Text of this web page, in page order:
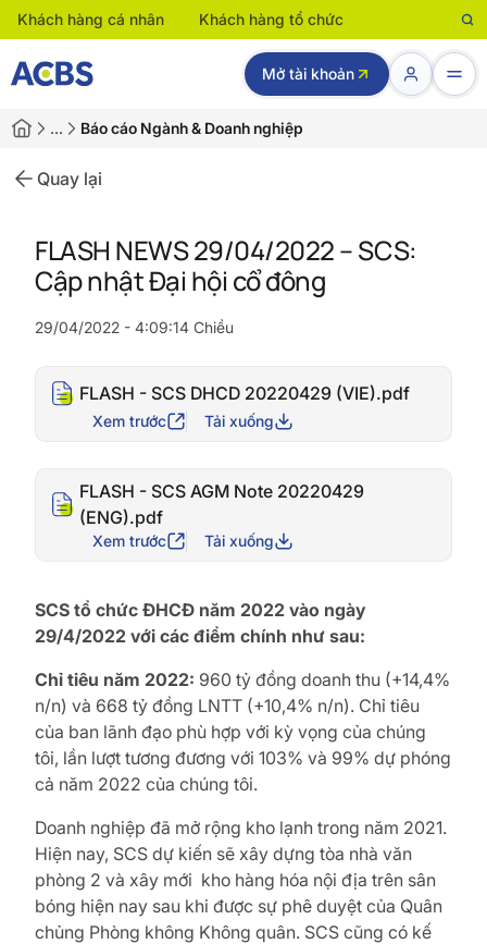
Khách hàng cá nhân Khách hàng tổ chức
Mở tài khoản
… Báo cáo Ngành & Doanh nghiệp
Quay lại
FLASH NEWS 29/04/2022 – SCS:
Cập nhật Đại hội cổ đông
29/04/2022 - 4:09:14 Chiều
FLASH - SCS DHCD 20220429 (VIE).pdf
Xem trước Tải xuống
FLASH - SCS AGM Note 20220429
(ENG).pdf
Xem trước Tải xuống
SCS tổ chức ĐHCĐ năm 2022 vào ngày
29/4/2022 với các điểm chính như sau:
Chỉ tiêu năm 2022: 960 tỷ đồng doanh thu (+14,4%
n/n) và 668 tỷ đồng LNTT (+10,4% n/n). Chỉ tiêu
của ban lãnh đạo phù hợp với kỳ vọng của chúng
tôi, lần lượt tương đương với 103% và 99% dự phóng
cả năm 2022 của chúng tôi.
Doanh nghiệp đã mở rộng kho lạnh trong năm 2021.
Hiện nay, SCS dự kiến sẽ xây dựng tòa nhà văn
phòng 2 và xây mới kho hàng hóa nội địa trên sân
bóng hiện nay sau khi được sự phê duyệt của Quân
chủng Phòng không Không quân. SCS cũng có kế